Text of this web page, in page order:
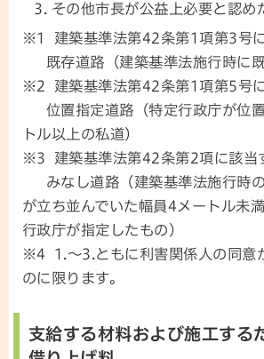
その他市長が公益上必要と認め
※1 建築基準法第42条第1項第3号
既存道路（建築基準法施行時に既
※2 建築基準法第42条第1項第5号
位置指定道路（特定行政庁が位
トル以上の私道）
※3 建築基準法第42条第2項に該当
みなし道路（建築基準法施行時
が立ち並んでいた幅員4メートル未
行政庁が指定したもの）
※4 1.～3.ともに利害関係人の同意
のに限ります。
支給する材料および施工する